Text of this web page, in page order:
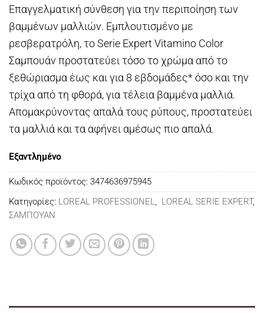
€22,00.
Επαγγελματική σύνθεση για την περιποίηση των
βαμμένων μαλλιών. Εμπλουτισμένο με
ρεσβερατρόλη, το Serie Expert Vitamino Color
Σαμπουάν προστατεύει τόσο το χρώμα από το
ξεθώριασμα έως και για 8 εβδομάδες* όσο και την
τρίχα από τη φθορά, για τέλεια βαμμένα μαλλιά.
Απομακρύνοντας απαλά τους ρύπους, προστατεύει
τα μαλλιά και τα αφήνει αμέσως πιο απαλά.
Εξαντλημένο
Κωδικός προϊόντος: 3474636975945
Κατηγορίες: LOREAL PROFESSIONEL LOREAL SERIE EXPERT,
ΣΑΜΠΟΥΑΝ